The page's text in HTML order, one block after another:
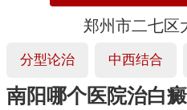
郑州市二七区
分型论治 中西结合
南阳哪个医院治白